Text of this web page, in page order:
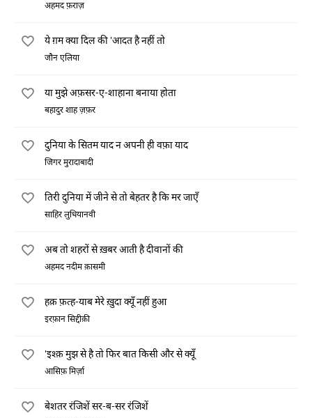
अहमद फ़राज़
ये ग़म क्या दिल की 'आदत है नहीं तो
जौन एलिया
या मुझे अफ़सर-ए-शाहाना बनाया होता
बहादुर शाह ज़फ़र
दुनिया के सितम याद न अपनी ही वफ़ा याद
जिगर मुरादाबादी
तिरी दुनिया में जीने से तो बेहतर है कि मर जाएँ
साहिर लुधियानवी
अब तो शहरों से ख़बर आती है दीवानों की
अहमद नदीम क़ासमी
हक़ फ़त्ह-याब मेरे ख़ुदा क्यूँ नहीं हुआ
इरफ़ान सिद्दीक़ी
'इश्क़ मुझ से है तो फिर बात किसी और से क्यूँ
आसिफ़ मिर्ज़ा
बेशतर रंजिशें सर-ब-सर रंजिशें